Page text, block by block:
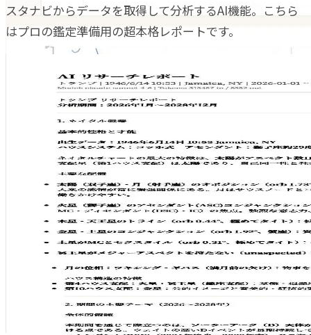
スタナビからデータを取得して分析するAI機能。こちら
はプロの鑑定準備用の超本格レポートです。